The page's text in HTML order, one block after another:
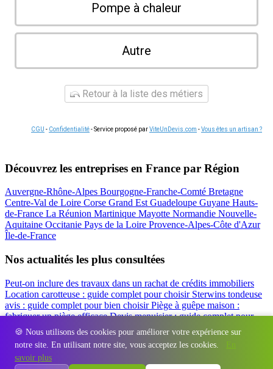
🍪 Nous utilisons des cookies pour améliorer votre expérience sur
notre site. En utilisant notre site, vous acceptez les cookies.
En
savoir plus
Pompe à chaleur
Autre
Retour à la liste des métiers
CGU - Confidentialité- Service proposé parViteUnDevis.com -Vous êtes un artisan ?
Découvrez les entreprises en France par Région
Auvergne-Rhône-Alpes Bourgogne-Franche-Comté Bretagne
Centre-Val de Loire Corse Grand EstGuadeloupe Guyane Hauts-
de-France La Réunion Martinique Mayotte Normandie Nouvelle-
Aquitaine Occitanie Pays de la Loire Provence-Alpes-Côte d'Azur
Île-de-France
Nos actualités les plus consultées
Peut-on inclure des travaux dans un rachat de crédits immobiliers
Location carotteuse : guide complet pour choisir Sterwins tondeuse
avis : guide complet pour bien choisirPiège à guêpe maison :
fabriquer un piège efficaceDevis menuisier : guide complet pour
obtenir le meilleur prix
Simulation rachat de crédit : regrouper prêt
travaux et crédits
Régions - Départements - Villes - Entreprises - Marques Contact
Espace presse